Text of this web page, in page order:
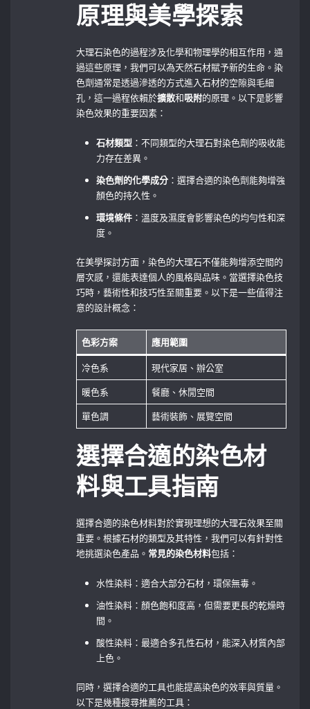
原理與美學探索
大理石染色的過程涉及化學和物理學的相互作用，通
過這些原理，我們可以為天然石材賦予新的生命。染
色劑通常是透過滲透的方式進入石材的空隙與毛細
孔，這一過程依賴於擴散和吸附的原理。以下是影響
染色效果的重要因素：
石材類型 ：不同類型的大理石對染色劑的吸收能
力存在差異。
染色劑的化學成分 ：選擇合適的染色劑能夠增強
顏色的持久性。
環境條件 ：溫度及濕度會影響染色的均勻性和深
度。
在美學探討方面，染色的大理石不僅能夠增添空間的
層次感，還能表達個人的風格與品味。當選擇染色技
巧時，藝術性和技巧性至關重要。以下是一些值得注
意的設計概念：
色彩方案 應用範圍
冷色系
現代家居、辦公室
暖色系
餐廳、休閒空間
單色調
藝術裝飾、展覽空間
選擇合適的染色材
料與工具指南
選擇合適的染色材料對於實現理想的大理石效果至關
重要。根據石材的類型及其特性，我們可以有針對性
地挑選染色產品。 常見的染色材料包括：
水性染料：適合大部分石材，環保無毒。
油性染料：顏色飽和度高，但需要更長的乾燥時
間。
酸性染料：最適合多孔性石材，能深入材質內部
上色。
同時，選擇合適的工具也能提高染色的效率與質量。
以下是幾種搜尋推薦的工具：